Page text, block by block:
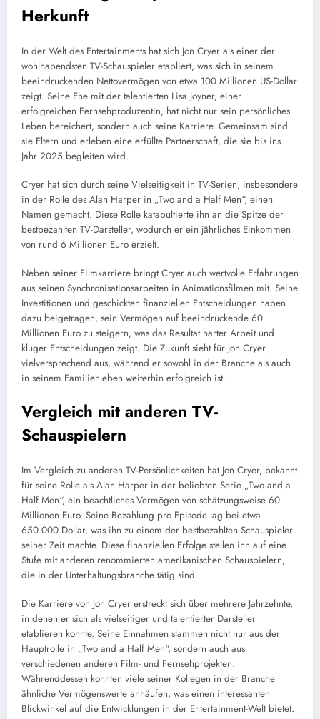
Herkunft
In der Welt des Entertainments hat sich Jon Cryer als einer der
wohlhabendsten TV-Schauspieler etabliert, was sich in seinem
beeindruckenden Nettovermögen von etwa 100 Millionen US-Dollar
zeigt. Seine Ehe mit der talentierten Lisa Joyner, einer
erfolgreichen Fernsehproduzentin, hat nicht nur sein persönliches
Leben bereichert, sondern auch seine Karriere. Gemeinsam sind
sie Eltern und erleben eine erfüllte Partnerschaft, die sie bis ins
Jahr 2025 begleiten wird.
Cryer hat sich durch seine Vielseitigkeit in TV-Serien, insbesondere
in der Rolle des Alan Harper in „Two and a Half Men“, einen
Namen gemacht. Diese Rolle katapultierte ihn an die Spitze der
bestbezahlten TV-Darsteller, wodurch er ein jährliches Einkommen
von rund 6 Millionen Euro erzielt.
Neben seiner Filmkarriere bringt Cryer auch wertvolle Erfahrungen
aus seinen Synchronisationsarbeiten in Animationsfilmen mit. Seine
Investitionen und geschickten finanziellen Entscheidungen haben
dazu beigetragen, sein Vermögen auf beeindruckende 60
Millionen Euro zu steigern, was das Resultat harter Arbeit und
kluger Entscheidungen zeigt. Die Zukunft sieht für Jon Cryer
vielversprechend aus, während er sowohl in der Branche als auch
in seinem Familienleben weiterhin erfolgreich ist.
Vergleich mit anderen TV-
Schauspielern
Im Vergleich zu anderen TV-Persönlichkeiten hat Jon Cryer, bekannt
für seine Rolle als Alan Harper in der beliebten Serie „Two and a
Half Men“, ein beachtliches Vermögen von schätzungsweise 60
Millionen Euro. Seine Bezahlung pro Episode lag bei etwa
650.000 Dollar, was ihn zu einem der bestbezahlten Schauspieler
seiner Zeit machte. Diese finanziellen Erfolge stellen ihn auf eine
Stufe mit anderen renommierten amerikanischen Schauspielern,
die in der Unterhaltungsbranche tätig sind.
Die Karriere von Jon Cryer erstreckt sich über mehrere Jahrzehnte,
in denen er sich als vielseitiger und talentierter Darsteller
etablieren konnte. Seine Einnahmen stammen nicht nur aus der
Hauptrolle in „Two and a Half Men“, sondern auch aus
verschiedenen anderen Film- und Fernsehprojekten.
Währenddessen konnten viele seiner Kollegen in der Branche
ähnliche Vermögenswerte anhäufen, was einen interessanten
Blickwinkel auf die Entwicklungen in der Entertainment-Welt bietet.